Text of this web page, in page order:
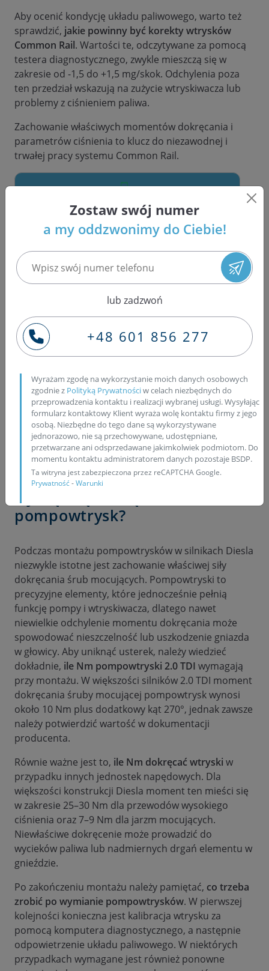
Aby ocenić kondycję układu paliwowego, warto też
sprawdzić, jakie powinny być korekty wtrysków
Common Rail. Wartości te, odczytywane za pomocą
testera diagnostycznego, zwykle mieszczą się w
zakresie od -1,5 do +1,5 mg/skok. Odchylenia poza
ten przedział wskazują na zużycie wtryskiwacza lub
problemy z ciśnieniem paliwa.
Zachowanie właściwych momentów dokręcania i
parametrów ciśnienia to klucz do niezawodnej i
trwałej pracy systemu Common Rail.
Zadzwoń +48 601 856 277
- nasi specjaliści pomogą Ci wybrać
W naszej ofercie znajdzieszwtryskiwacze,
pompowtryskiwaczeorazpompy Common
Rail!
DOSTĘPNE OD RĘKI
ATRAKCYJNE CENY
pompowtrysk?
Podczas montażu pompowtrysków w silnikach Diesla
niezwykle istotne jest zachowanie właściwej siły
dokręcania śrub mocujących. Pompowtryski to
precyzyjne elementy, które jednocześnie pełnią
funkcję pompy i wtryskiwacza, dlatego nawet
niewielkie odchylenie momentu dokręcania może
spowodować nieszczelność lub uszkodzenie gniazda
w głowicy. Aby uniknąć usterek, należy wiedzieć
dokładnie, ile Nm pompowtryski 2.0 TDI wymagają
przy montażu. W większości silników 2.0 TDI moment
dokręcania śruby mocującej pompowtrysk wynosi
około 10 Nm plus dodatkowy kąt 270°, jednak zawsze
należy potwierdzić wartość w dokumentacji
producenta.
Równie ważne jest to, ile Nm dokręcać wtryski w
przypadku innych jednostek napędowych. Dla
większości konstrukcji Diesla moment ten mieści się
w zakresie 25–30 Nm dla przewodów wysokiego
ciśnienia oraz 7–9 Nm dla jarzm mocujących.
Niewłaściwe dokręcenie może prowadzić do
wycieków paliwa lub nadmiernych drgań elementu w
gnieździe.
Po zakończeniu montażu należy pamiętać, co trzeba
zrobić po wymianie pompowtrysków. W pierwszej
kolejności konieczna jest kalibracja wtrysku za
pomocą komputera diagnostycznego, a następnie
odpowietrzenie układu paliwowego. W niektórych
przypadkach wymagane jest również ponowne
Zostaw swój numer
a my oddzwonimy do Ciebie!
lub zadzwoń
+48 601 856 277
Wyrażam zgodę na wykorzystanie moich danych osobowych
zgodnie z Polityką Prywatnościw celach niezbędnych do
przeprowadzenia kontaktu i realizacji wybranej usługi. Wysyłając
formularz kontaktowy Klient wyraża wolę kontaktu firmy z jego
osobą. Niezbędne do tego dane są wykorzystywane
jednorazowo, nie są przechowywane, udostępniane,
przetwarzane ani odsprzedawane jakimkolwiek podmiotom. Do
momentu kontaktu administratorem danych pozostaje BSDP.
Ta witryna jest zabezpieczona przez reCAPTCHA Google.
Prywatność-Warunki